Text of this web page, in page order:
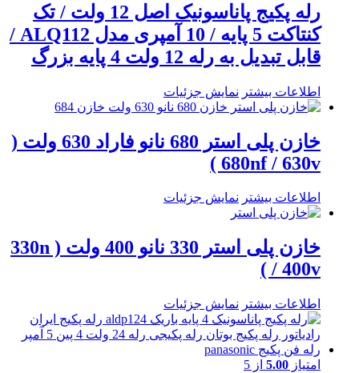
رله پکیج پاناسونیک اصل 12 ولت / تک
کنتاکت 5 پایه / 10 آمپری مدل ALQ112 /
قابل تبدیل به رله 12 ولت 4 پایه بزرگ
اطلاعات بیشتر نمایش جزئیات
خازن پلی استر 680 نانو فاراد 630 ولت (
680nf / 630v )
اطلاعات بیشتر نمایش جزئیات
خازن پلی استر 330 نانو 400 ولت ( 330n
/ 400v )
اطلاعات بیشتر نمایش جزئیات
امتیاز 5.00 از 5